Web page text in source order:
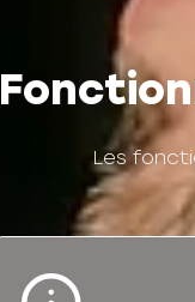
Les